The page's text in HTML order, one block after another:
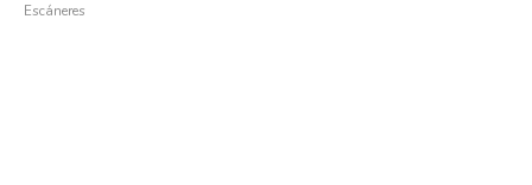
Escáneres